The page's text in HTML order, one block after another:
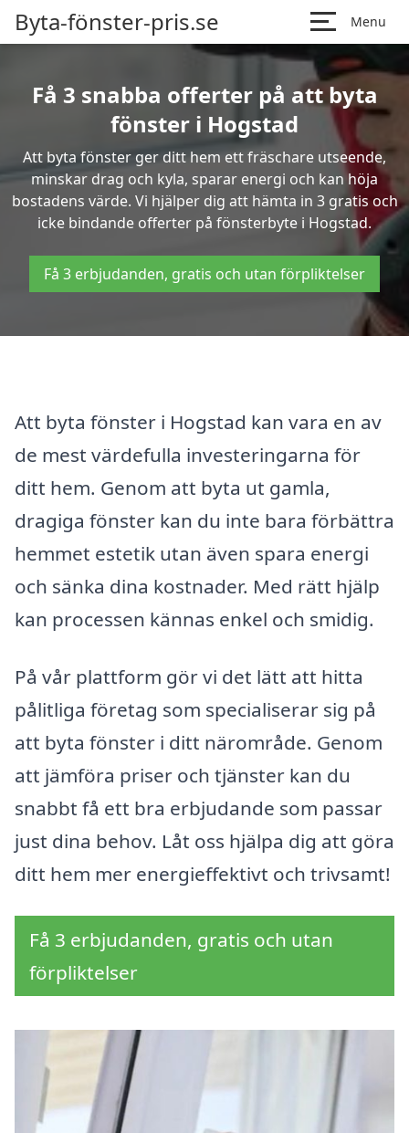
Byta-fönster-pris.se Menu
Få 3 snabba offerter på att byta
fönster i Hogstad
Att byta fönster ger ditt hem ett fräschare utseende,
minskar drag och kyla, sparar energi och kan höja
bostadens värde. Vi hjälper dig att hämta in 3 gratis och
icke bindande offerter på fönsterbyte i Hogstad.
Få 3 erbjudanden, gratis och utan förpliktelser
Att byta fönster i Hogstad kan vara en av
de mest värdefulla investeringarna för
ditt hem. Genom att byta ut gamla,
dragiga fönster kan du inte bara förbättra
hemmet estetik utan även spara energi
och sänka dina kostnader. Med rätt hjälp
kan processen kännas enkel och smidig.
På vår plattform gör vi det lätt att hitta
pålitliga företag som specialiserar sig på
att byta fönster i ditt närområde. Genom
att jämföra priser och tjänster kan du
snabbt få ett bra erbjudande som passar
just dina behov. Låt oss hjälpa dig att göra
ditt hem mer energieffektivt och trivsamt!
Få 3 erbjudanden, gratis och utan
förpliktelser